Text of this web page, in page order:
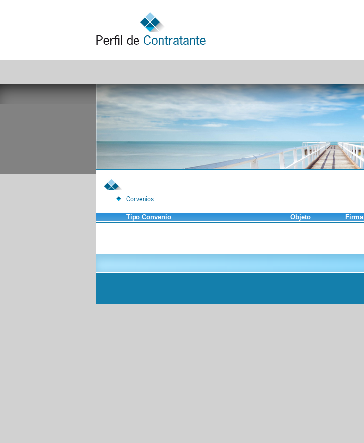
Convenios
Tipo Convenio Objeto Firma